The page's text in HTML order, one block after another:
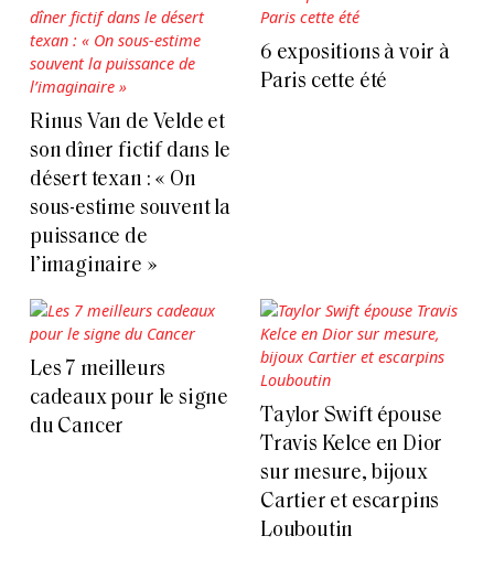
Rinus Van de Velde et
son dîner fictif dans le
désert texan : « On
sous-estime souvent la
puissance de
l’imaginaire »
6 expositions à voir à
Paris cette été
Les 7 meilleurs
cadeaux pour le signe
du Cancer
Taylor Swift épouse
Travis Kelce en Dior
sur mesure, bijoux
Cartier et escarpins
Louboutin